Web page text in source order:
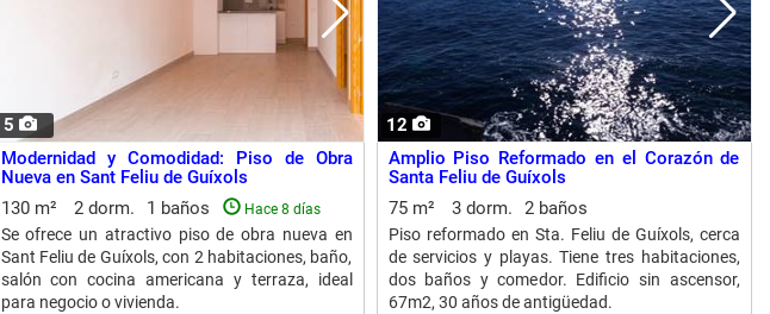
5
Modernidad y Comodidad: Piso de Obra
Nueva en Sant Feliu de Guíxols
130 m²
2 dorm. 1 baños Hace 8 días
Se ofrece un atractivo piso de obra nueva en
Sant Feliu de Guíxols, con 2 habitaciones, baño,
salón con cocina americana y terraza, ideal
para negocio o vivienda.
12
Amplio Piso Reformado en el Corazón de
Santa Feliu de Guíxols
75 m²
3 dorm. 2 baños
Piso reformado en Sta. Feliu de Guíxols, cerca
de servicios y playas. Tiene tres habitaciones,
dos baños y comedor. Edificio sin ascensor,
67m2, 30 años de antigüedad.